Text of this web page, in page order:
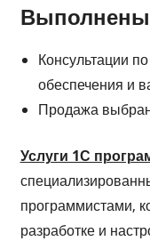
Консультации
обеспечения и
Продажа
Услуги 1С
программистами,
разработке и